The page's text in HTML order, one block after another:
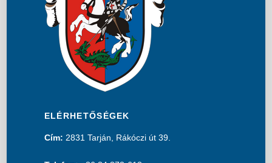
ELÉRHETŐSÉGEK
Cím: 2831 Tarján, Rákóczi út 39.